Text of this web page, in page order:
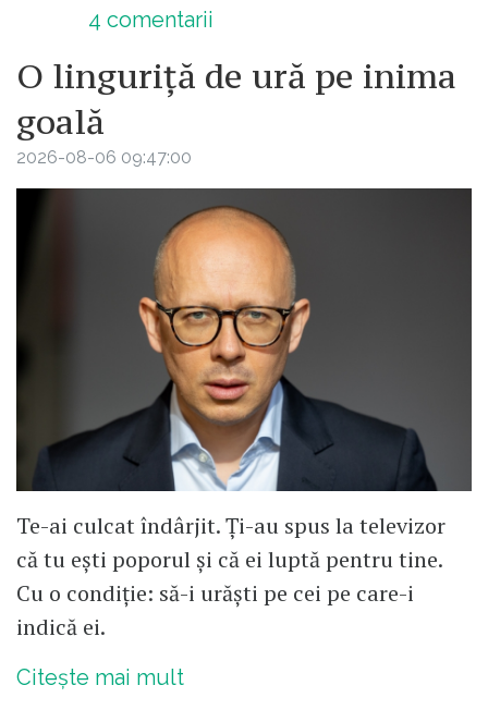
4 comentarii
O linguriță de ură pe inima
goală
2026-08-06 09:47:00
Te-ai culcat îndârjit. Ți-au spus la televizor
că tu ești poporul și că ei luptă pentru tine.
Cu o condiție: să-i urăști pe cei pe care-i
indică ei.
Citește mai mult